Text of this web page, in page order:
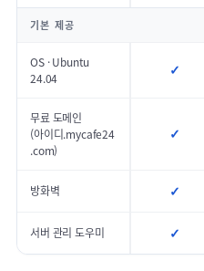
기본 제공
OS · Ubuntu
24.04
✓
무료 도메인
(아이디.mycafe24
.com)
✓
방화벽 ✓
서버 관리 도우미 ✓